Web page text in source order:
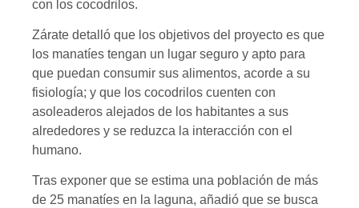
con los cocodrilos.
Zárate detalló que los objetivos del proyecto es que
los manatíes tengan un lugar seguro y apto para
que puedan consumir sus alimentos, acorde a su
fisiología; y que los cocodrilos cuenten con
asoleaderos alejados de los habitantes a sus
alrededores y se reduzca la interacción con el
humano.
Tras exponer que se estima una población de más
de 25 manatíes en la laguna, añadió que se busca